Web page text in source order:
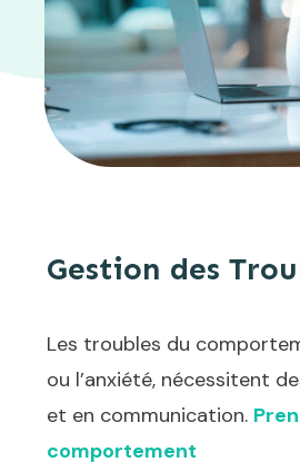
Gestion des
Les troubles du
ou l’anxiété, nécessitent
et en communication.
comportement